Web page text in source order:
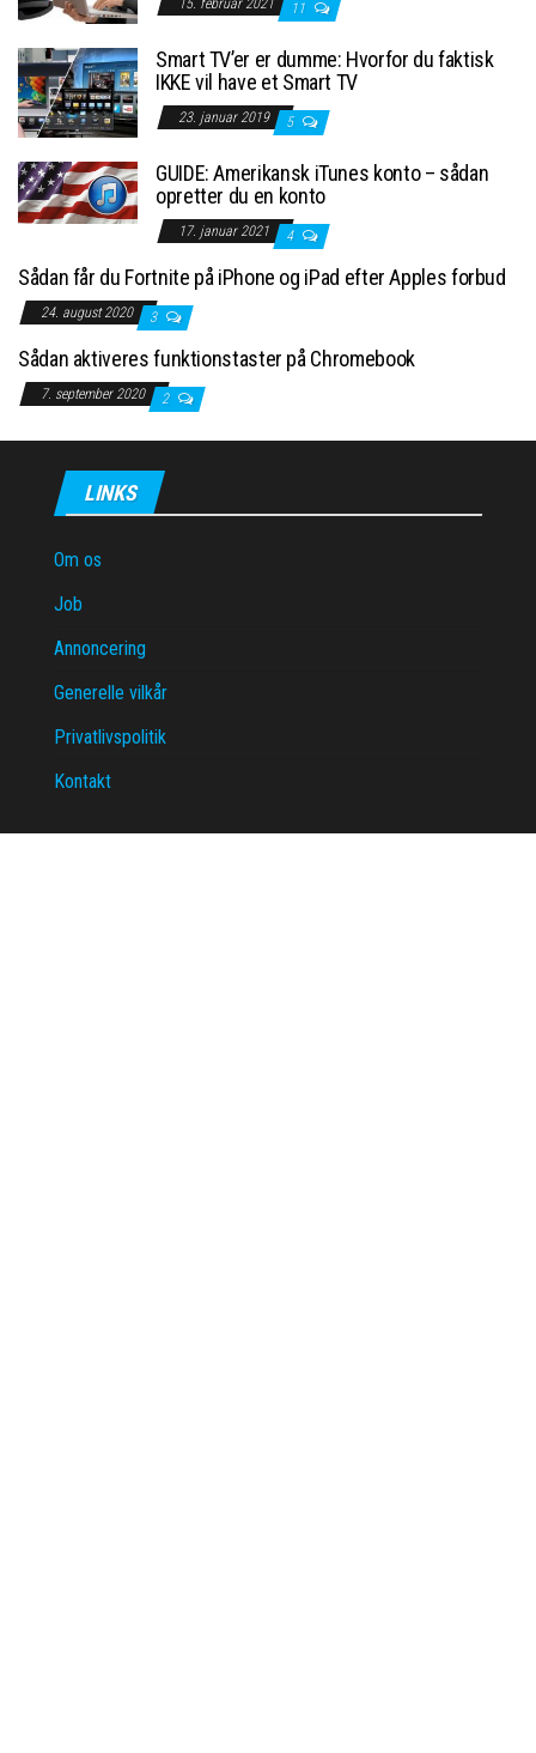
15. februar 2021 11
Smart TV’er er dumme: Hvorfor du faktisk
IKKE vil have et Smart TV
23. januar 2019 5
GUIDE: Amerikansk iTunes konto – sådan
opretter du en konto
17. januar 2021 4
Sådan får du Fortnite på iPhone og iPad efter Apples forbud
24. august 2020 3
Sådan aktiveres funktionstaster på Chromebook
7. september 2020 2
LINKS
Om os
Job
Annoncering
Generelle vilkår
Privatlivspolitik
Kontakt